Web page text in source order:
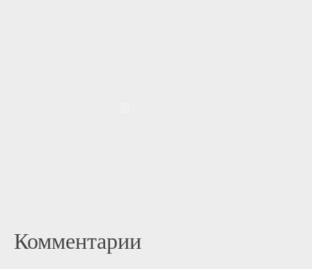
Комментарии